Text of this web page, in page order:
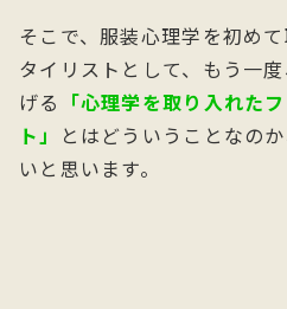
そこで、服装心理学を初め
タイリストとして、もう一度
げる 「心理学を取り入れた
ト」
とはどういうことなの
いと思います。